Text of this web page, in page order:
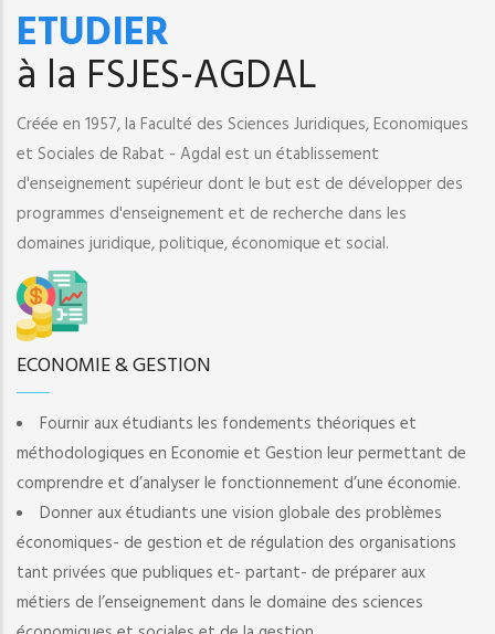
ETUDIER
à la FSJES-AGDAL
Créée en 1957, la Faculté des Sciences Juridiques, Economiques
et Sociales de Rabat - Agdal est un établissement
d'enseignement supérieur dont le but est de développer des
programmes d'enseignement et de recherche dans les
domaines juridique, politique, économique et social.
ECONOMIE & GESTION
Fournir aux étudiants les fondements théoriques et
méthodologiques en Economie et Gestion leur permettant de
comprendre et d’analyser le fonctionnement d’une économie.
Donner aux étudiants une vision globale des problèmes
économiques- de gestion et de régulation des organisations
tant privées que publiques et- partant- de préparer aux
métiers de l’enseignement dans le domaine des sciences